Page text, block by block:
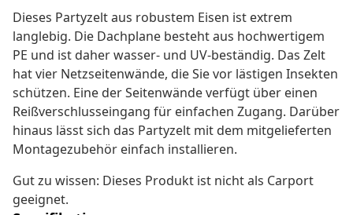
Dieses Partyzelt aus robustem Eisen ist extrem
langlebig. Die Dachplane besteht aus hochwertigem
PE und ist daher wasser- und UV-beständig. Das Zelt
hat vier Netzseitenwände, die Sie vor lästigen Insekten
schützen. Eine der Seitenwände verfügt über einen
Reißverschlusseingang für einfachen Zugang. Darüber
hinaus lässt sich das Partyzelt mit dem mitgelieferten
Montagezubehör einfach installieren.
Gut zu wissen: Dieses Produkt ist nicht als Carport
geeignet.